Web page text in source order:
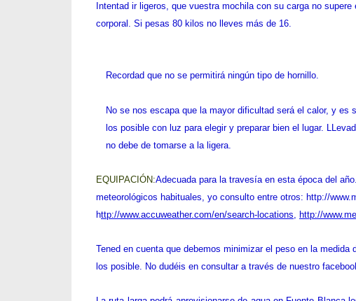
almuerzo, algo de ropa de abrigo. Por supuesto frontal con
Espero que los de la ruta larga tengan agua en Fuente Blanca y
energética, como frutos secos sin sal, fruta para compensar la
no lleves más de 16.
No se nos escapa que la
interesante llegar al vivac
calor no debe de tomarse a